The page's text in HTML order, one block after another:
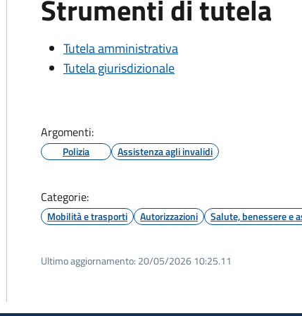
Strumenti di tutela
Tutela amministrativa
Tutela giurisdizionale
Argomenti:
Polizia Assistenza agli invalidi
Categorie:
Mobilità e trasporti Autorizzazioni Salute, benessere e
Ultimo aggiornamento: 20/05/2026 10:25.11